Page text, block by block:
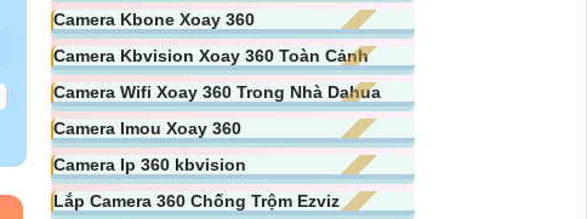
Camera Kbone Xoay 360
Camera Kbvision Xoay 360 Toàn Cảnh
Camera Wifi Xoay 360 Trong Nhà Dahua
Camera Imou Xoay 360
Camera Ip 360 kbvision
Lắp Camera 360 Chống Trộm Ezviz